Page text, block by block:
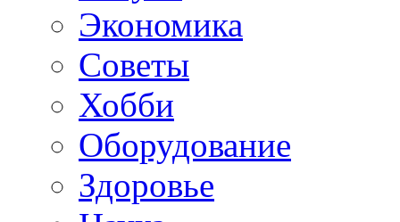
Экономика
Советы
Хобби
Oборудование
Здоровье